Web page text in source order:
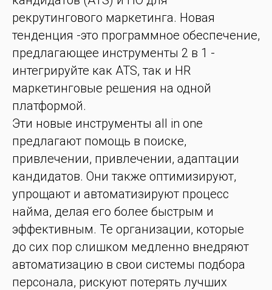
рекрутингового маркетинга. Новая
тенденция -это программное обеспечение,
предлагающее инструменты 2 в 1 -
интегрируйте как ATS, так и HR
маркетинговые решения на одной
платформой.
Эти новые инструменты all in one
предлагают помощь в поиске,
привлечении, привлечении, адаптации
кандидатов. Они также оптимизируют,
упрощают и автоматизируют процесс
найма, делая его более быстрым и
эффективным. Те организации, которые
до сих пор слишком медленно внедряют
автоматизацию в свои системы подбора
персонала, рискуют потерять лучших